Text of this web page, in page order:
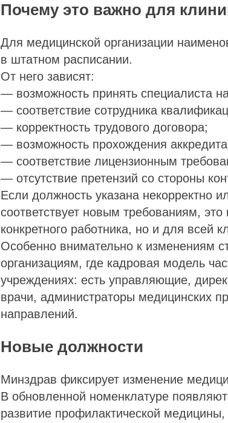
Почему это важно для
Для медицинской организации
в штатном расписании.
От него зависят:
— возможность принять специалиста
— соответствие сотрудника
— корректность трудового договора;
— возможность прохождения
— соответствие лицензионным
— отсутствие претензий со стороны
Если должность указана некорректно
соответствует новым требованиям,
конкретного работника, но и для всей
Особенно внимательно к изменениям
организациям, где кадровая модель
учреждениях: есть управляющие,
врачи, администраторы медицинских
направлений.
Новые должности
Минздрав фиксирует изменение
В обновленной номенклатуре
развитие профилактической